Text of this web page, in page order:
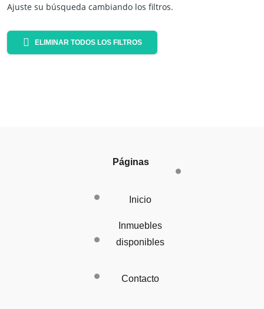
Ajuste su búsqueda cambiando los filtros.
ELIMINAR TODOS LOS FILTROS
Páginas
Inicio
Inmuebles
disponibles
Contacto